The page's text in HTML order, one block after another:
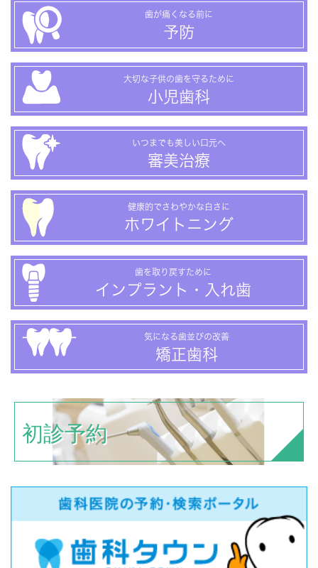
歯が痛くなる前に
予防
大切な子供の歯を守るために
小児歯科
いつまでも美しい口元へ
審美治療
健康的でさわやかな白さに
ホワイトニング
歯を取り戻すために
インプラント・入れ歯
気になる歯並びの改善
矯正歯科
初診予約